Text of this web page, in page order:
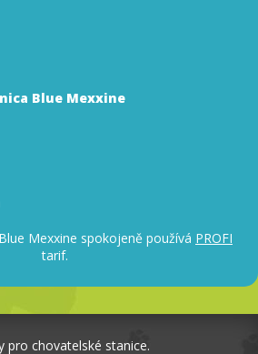
Blue Mexxine
Mexxine spokojeně používá PROFI
tarif.
pro chovatelské stanice.